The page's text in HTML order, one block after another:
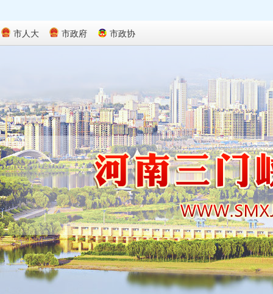
市人大 市政府 市政协